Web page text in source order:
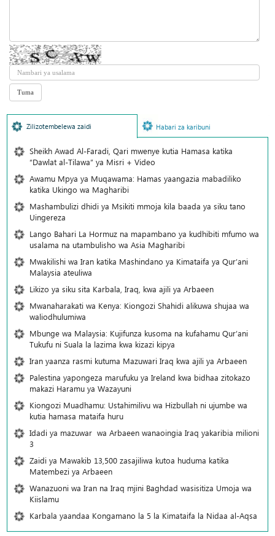
Zilizotembelewa zaidi Habari za karibuni
Sheikh Awad Al-Faradi, Qari mwenye kutia Hamasa katika
“Dawlat al-Tilawa” ya Misri + Video
Awamu Mpya ya Muqawama: Hamas yaangazia mabadiliko
katika Ukingo wa Magharibi
Mashambulizi dhidi ya Msikiti mmoja kila baada ya siku tano
Uingereza
Lango Bahari La Hormuz na mapambano ya kudhibiti mfumo wa
usalama na utambulisho wa Asia Magharibi
Mwakilishi wa Iran katika Mashindano ya Kimataifa ya Qur’ani
Malaysia ateuliwa
Likizo ya siku sita Karbala, Iraq, kwa ajili ya Arbaeen
Mwanaharakati wa Kenya: Kiongozi Shahidi alikuwa shujaa wa
waliodhulumiwa
Mbunge wa Malaysia: Kujifunza kusoma na kufahamu Qur’ani
Tukufu ni Suala la lazima kwa kizazi kipya
Iran yaanza rasmi kutuma Mazuwari Iraq kwa ajili ya Arbaeen
Palestina yapongeza marufuku ya Ireland kwa bidhaa zitokazo
makazi Haramu ya Wazayuni
Kiongozi Muadhamu: Ustahimilivu wa Hizbullah ni ujumbe wa
kutia hamasa mataifa huru
Idadi ya mazuwar wa Arbaeen wanaoingia Iraq yakaribia milioni
3
Zaidi ya Mawakib 13,500 zasajiliwa kutoa huduma katika
Matembezi ya Arbaeen
Wanazuoni wa Iran na Iraq mjini Baghdad wasisitiza Umoja wa
Kiislamu
Karbala yaandaa Kongamano la 5 la Kimataifa la Nidaa al-Aqsa